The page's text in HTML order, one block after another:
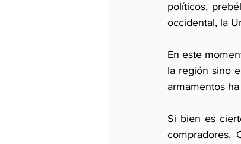
políticos,
occidental, la
En este
la región sino
armamentos
Si bien es
compradores,